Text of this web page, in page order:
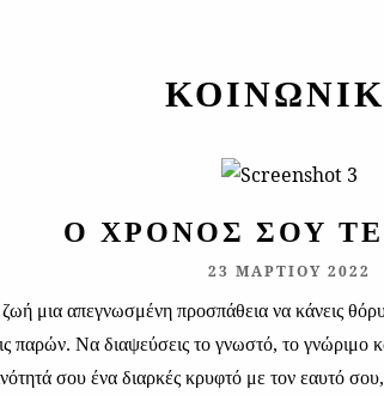
Ο ΧΡΌΝΟΣ ΣΟΥ
23 ΜΑΡΤΊΟΥ 2022
μια απεγνωσμένη προσπάθεια να κάνεις
παρών. Να διαψεύσεις το γνωστό, το γνώριμο
σου ένα διαρκές κρυφτό με τον εαυτό